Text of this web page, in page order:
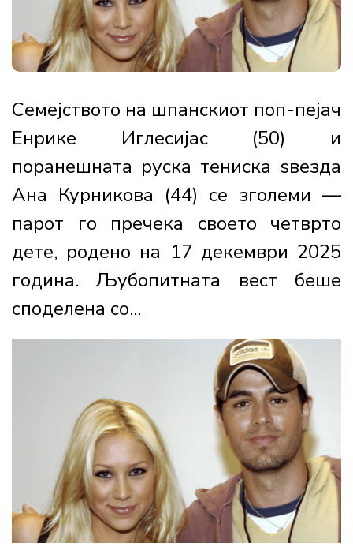
Семејството на шпанскиот поп-пејач
Енрике Иглесијас (50) и
поранешната руска тениска ѕвезда
Ана Курникова (44) се зголеми —
парот го пречека своето четврто
дете, родено на 17 декември 2025
година. Љубопитната вест беше
споделена со...